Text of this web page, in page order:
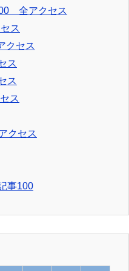
全アクセス
ス
セス
ス
ス
ス
クセス
事100